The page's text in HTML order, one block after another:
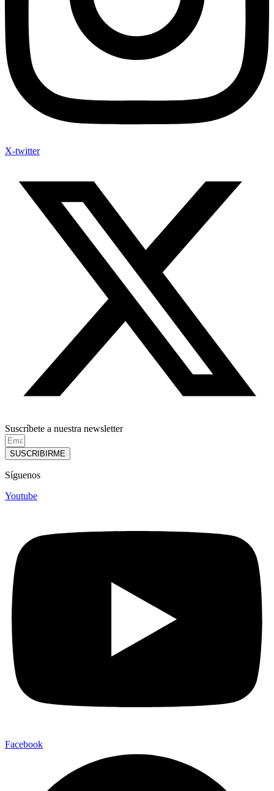
X-twitter
Suscríbete a nuestra newsletter
SUSCRIBIRME
Síguenos
Youtube
Facebook